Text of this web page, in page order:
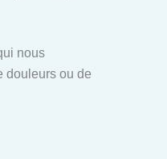
nous
douleurs ou de